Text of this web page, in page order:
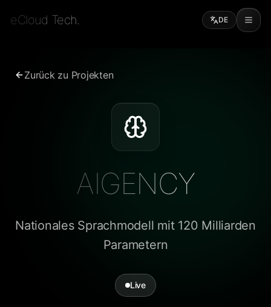
eCloud Tech. DE
Zurück zu Projekten
AIGENCY
Nationales Sprachmodell mit 120 Milliarden
Parametern
Live